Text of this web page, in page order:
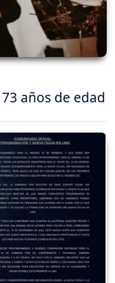
años de edad